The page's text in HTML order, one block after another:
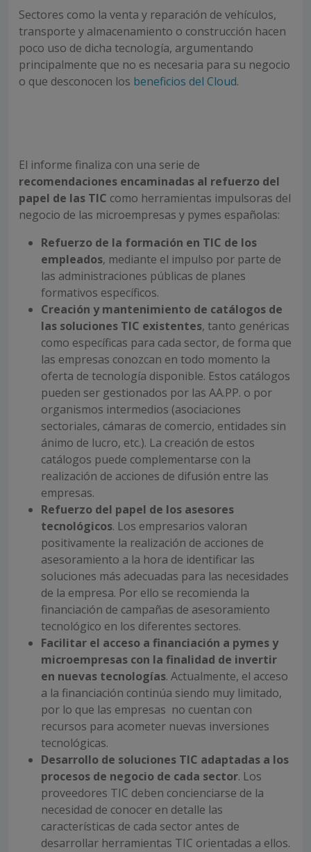
Sectores como la venta y reparación de vehículos,
transporte y almacenamiento o construcción hacen
poco uso de dicha tecnología, argumentando
principalmente que no es necesaria para su negocio
o que desconocen los beneficios del Cloud.
El informe finaliza con una serie de
recomendaciones encaminadas al refuerzo del
papel de las TIC como herramientas impulsoras del
negocio de las microempresas y pymes españolas:
Refuerzo de la formación en TIC de los
empleados, mediante el impulso por parte de
las administraciones públicas de planes
formativos específicos.
Creación y mantenimiento de catálogos de
las soluciones TIC existentes, tanto genéricas
como específicas para cada sector, de forma que
las empresas conozcan en todo momento la
oferta de tecnología disponible. Estos catálogos
pueden ser gestionados por las AA.PP. o por
organismos intermedios (asociaciones
sectoriales, cámaras de comercio, entidades sin
ánimo de lucro, etc.). La creación de estos
catálogos puede complementarse con la
realización de acciones de difusión entre las
empresas.
Refuerzo del papel de los asesores
tecnológicos. Los empresarios valoran
positivamente la realización de acciones de
asesoramiento a la hora de identificar las
soluciones más adecuadas para las necesidades
de la empresa. Por ello se recomienda la
financiación de campañas de asesoramiento
tecnológico en los diferentes sectores.
Facilitar el acceso a financiación a pymes y
microempresas con la finalidad de invertir
en nuevas tecnologías. Actualmente, el acceso
a la financiación continúa siendo muy limitado,
por lo que las empresas no cuentan con
recursos para acometer nuevas inversiones
tecnológicas.
Desarrollo de soluciones TIC adaptadas a los
procesos de negocio de cada sector. Los
proveedores TIC deben concienciarse de la
necesidad de conocer en detalle las
características de cada sector antes de
desarrollar herramientas TIC orientadas a ellos.